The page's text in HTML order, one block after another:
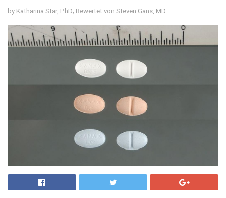
by Katharina Star, PhD; Bewertet von Steven Gans, MD